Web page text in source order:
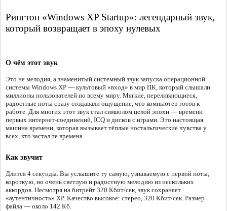
Рингтон «Windows XP Startup»: легендарный звук,
который возвращает в эпоху нулевых
О чём этот звук
Это не мелодия, а знаменитый системный звук запуска операционной
системы Windows XP — культовый «вход» в мир ПК, который слышали
миллионы пользователей по всему миру. Мягкие, переливающиеся,
радостные ноты сразу создавали ощущение, что компьютер готов к
работе. Для многих этот звук стал символом целой эпохи — времени
первых интернет-соединений, ICQ и дисков с играми. Это настоящая
машина времени, которая вызывает тёплые ностальгические чувства у
всех, кто застал те времена.
Как звучит
Длится 4 секунды. Вы услышите ту самую, узнаваемую с первой ноты,
короткую, но очень светлую и радостную мелодию из нескольких
аккордов. Несмотря на битрейт 320 Кбит/сек, звук сохраняет
«аутентичность» XP. Качество высокое: стерео, 320 Кбит/сек. Размер
файла — около 142 Кб.